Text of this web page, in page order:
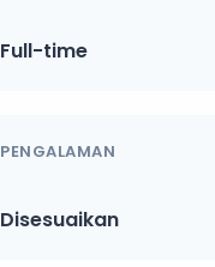
Full-time
PENGALAMAN
Disesuaikan